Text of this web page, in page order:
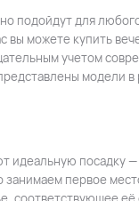
подойдут для
можете купить
учетом
модели
посадку
первое